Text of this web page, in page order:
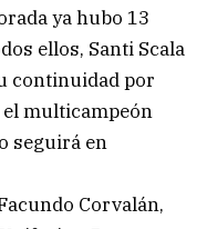
ya hubo 13
ellos, Santi Scala
continuidad por
multicampeón
seguirá en
Corvalán,